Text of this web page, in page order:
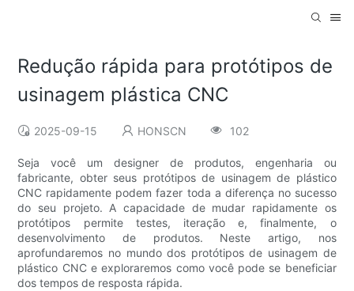
Redução rápida para protótipos de
usinagem plástica CNC
2025-09-15 HONSCN 102
Seja você um designer de produtos, engenharia ou
fabricante, obter seus protótipos de usinagem de plástico
CNC rapidamente podem fazer toda a diferença no sucesso
do seu projeto. A capacidade de mudar rapidamente os
protótipos permite testes, iteração e, finalmente, o
desenvolvimento de produtos. Neste artigo, nos
aprofundaremos no mundo dos protótipos de usinagem de
plástico CNC e exploraremos como você pode se beneficiar
dos tempos de resposta rápida.